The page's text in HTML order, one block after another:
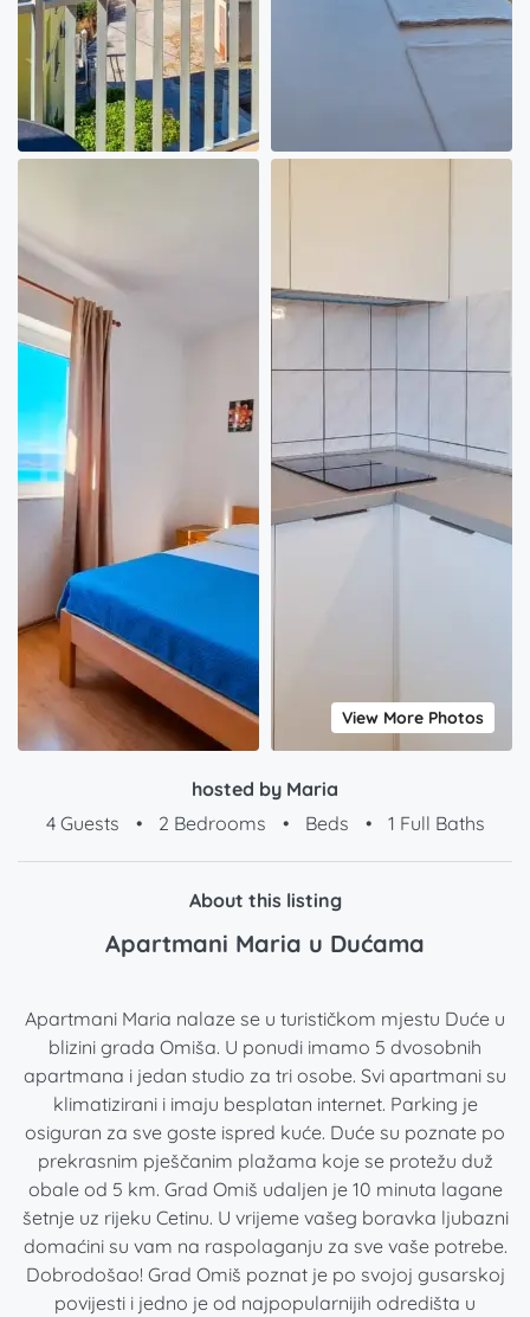
View More Photos
hosted by Maria
4 Guests
• 2 Bedrooms • Beds • 1 Full Baths
About this listing
Apartmani Maria u Dućama
Apartmani Maria nalaze se u turističkom mjestu Duće u
blizini grada Omiša. U ponudi imamo 5 dvosobnih
apartmana i jedan studio za tri osobe. Svi apartmani su
klimatizirani i imaju besplatan internet. Parking je
osiguran za sve goste ispred kuće. Duće su poznate po
prekrasnim pješčanim plažama koje se protežu duž
obale od 5 km. Grad Omiš udaljen je 10 minuta lagane
šetnje uz rijeku Cetinu. U vrijeme vašeg boravka ljubazni
domaćini su vam na raspolaganju za sve vaše potrebe.
Dobrodošao! Grad Omiš poznat je po svojoj gusarskoj
povijesti i jedno je od najpopularnijih odredišta u